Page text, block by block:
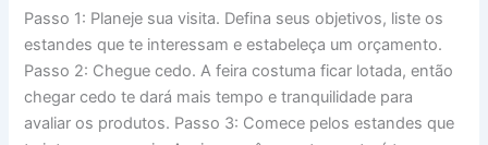
Passo 1: Planeje sua visita. Defina seus objetivos, liste os
estandes que te interessam e estabeleça um orçamento.
Passo 2: Chegue cedo. A feira costuma ficar lotada, então
chegar cedo te dará mais tempo e tranquilidade para
avaliar os produtos. Passo 3: Comece pelos estandes que